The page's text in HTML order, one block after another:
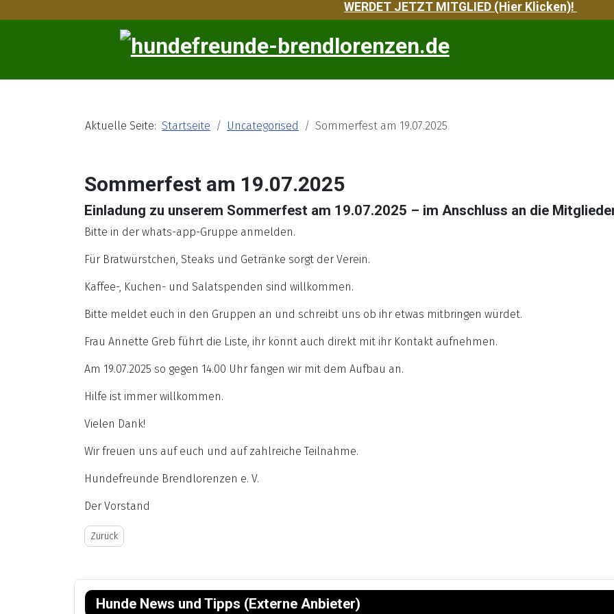
WERDET JETZT MITGLIED (Hier Klicken)!
Aktuelle Seite: Startseite Uncategorised Sommerfest am 19.07.2025
Sommerfest am 19.07.2025
Einladung zu unserem Sommerfest am 19.07.2025 – im Anschluss an die
Bitte in der whats-app-Gruppe anmelden.
Für Bratwürstchen, Steaks und Getränke sorgt der Verein.
Kaffee-, Kuchen- und Salatspenden sind willkommen.
Bitte meldet euch in den Gruppen an und schreibt uns ob ihr etwas mitbringen würdet.
Frau Annette Greb führt die Liste, ihr könnt auch direkt mit ihr Kontakt aufnehmen.
Am 19.07.2025 so gegen 14.00 Uhr fangen wir mit dem Aufbau an.
Hilfe ist immer willkommen.
Vielen Dank!
Wir freuen uns auf euch und auf zahlreiche Teilnahme.
Hundefreunde Brendlorenzen e. V.
Der Vorstand
Vorheriger Beitrag: Herbstaktion
Zurück
Hunde News und Tipps (Externe Anbieter)